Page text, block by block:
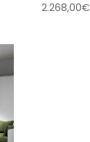
2.268,00€